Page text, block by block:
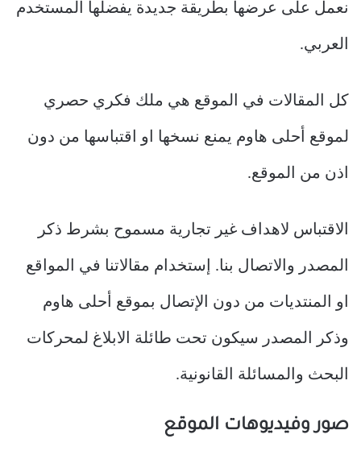
نعمل على عرضها بطريقة جديدة يفضلها المستخدم
العربي.
كل المقالات في الموقع هي ملك فكري حصري
لموقع أحلى هاوم يمنع نسخها او اقتباسها من دون
اذن من الموقع.
الاقتباس لاهداف غير تجارية مسموح بشرط ذكر
المصدر والاتصال بنا. إستخدام مقالاتنا في المواقع
او المنتديات من دون الإتصال بموقع أحلى هاوم
وذكر المصدر سيكون تحت طائلة الابلاغ لمحركات
البحث والمسائلة القانونية.
صور وفيديوهات الموقع